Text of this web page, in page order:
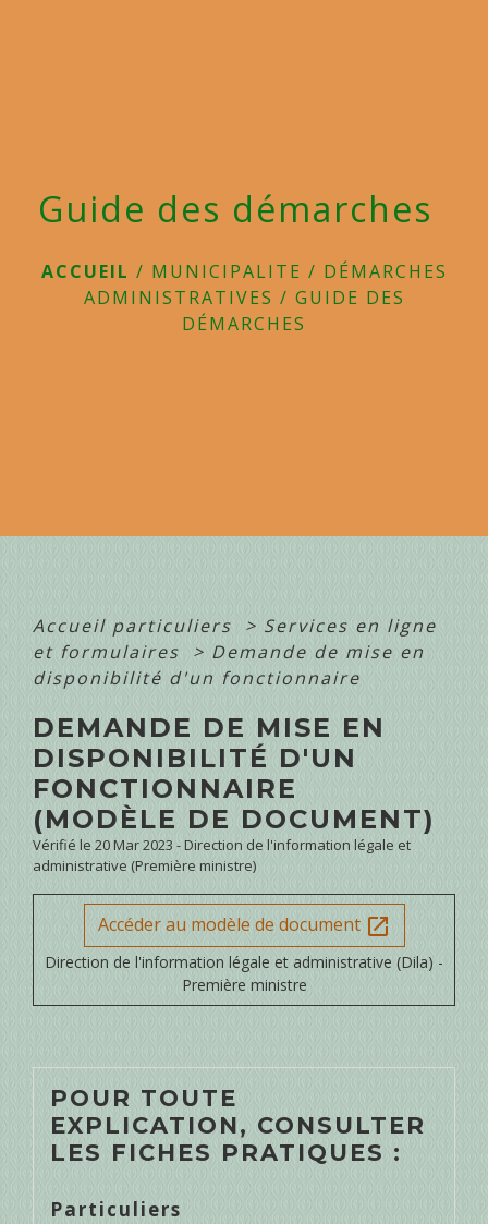
Guide des démarches
ACCUEIL / MUNICIPALITE / DÉMARCHES
ADMINISTRATIVES / GUIDE DES
DÉMARCHES
Accueil particuliers > Services en ligne
et formulaires
> Demande de mise en
disponibilité d'un fonctionnaire
DEMANDE DE MISE EN
DISPONIBILITÉ D'UN
FONCTIONNAIRE
(MODÈLE DE DOCUMENT)
Vérifié le 20 Mar 2023 - Direction de l'information légale et
administrative (Première ministre)
Accéder au modèle de document open_in_new
Direction de l'information légale et administrative (Dila) -
Première ministre
POUR TOUTE
EXPLICATION, CONSULTER
LES FICHES PRATIQUES :
Particuliers